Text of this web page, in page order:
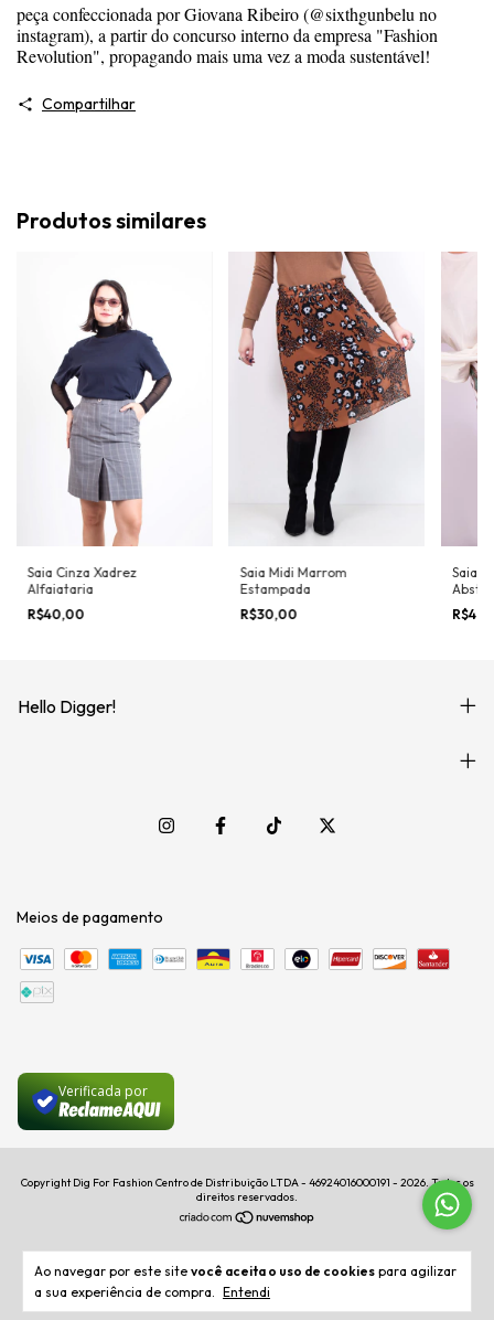
Ao navegar por este site você aceita o uso de cookies para agilizar
a sua experiência de compra. Entendi
peça confeccionada por Giovana Ribeiro (@sixthgunbelu no
instagram), a partir do concurso interno da empresa "Fashion
Revolution", propagando mais uma vez a moda sustentável!
Compartilhar
Produtos similares
Saia Cinza Xadrez
Alfaiataria
R$40,00
Saia Midi Marrom
Estampada
R$30,00
Saia
Hello Digger!
Meios de pagamento
Verificada por
Copyright Dig For Fashion Centro de Distribuição LTDA - 46924016000191 - 2026. Todos os
direitos reservados.